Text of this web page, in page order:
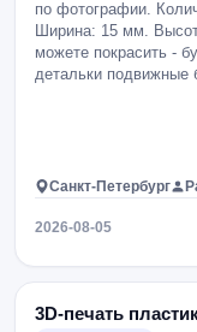
по фотографии.
Ширина: 15 мм.
можете покрасить -
детальки подвижные
Санкт-Петербург
2026-08-05
3D-печать